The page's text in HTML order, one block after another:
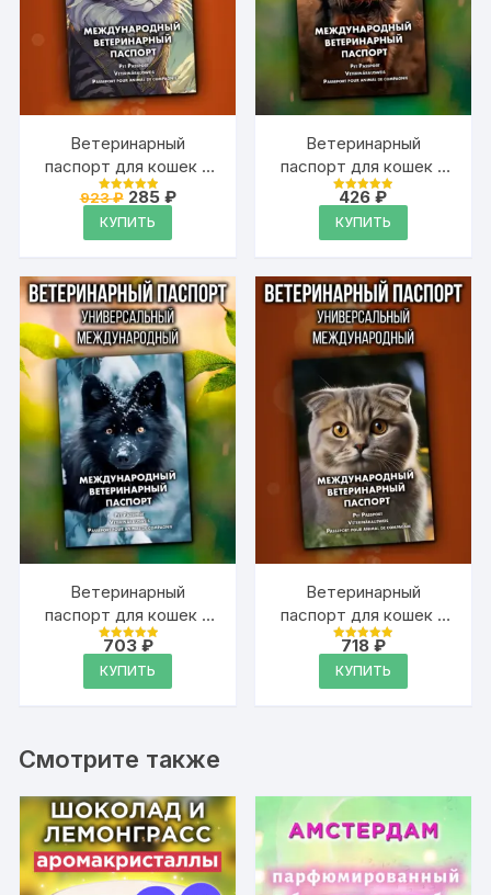
Ветеринарный
паспорт для кошек и
собак
международный
Оценка
из 5
923₽Первоначальная
цена
составляла
923 ₽.
285 ₽Текущая
КУПИТЬ
Ветеринарный
паспорт для кошек и
собак
международный
Оценка
из 5
426₽
КУПИТЬ
Ветеринарный
паспорт для кошек и
собак
международный
Оценка
из 5
703 ₽
КУПИТЬ
Ветеринарный
паспорт для кошек и
собак
международный
Оценка
из 5
718 ₽
КУПИТЬ
Смотрите также